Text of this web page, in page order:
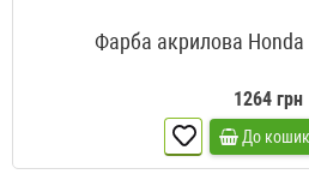
Фарба акрилова Honda
1264 грн
До